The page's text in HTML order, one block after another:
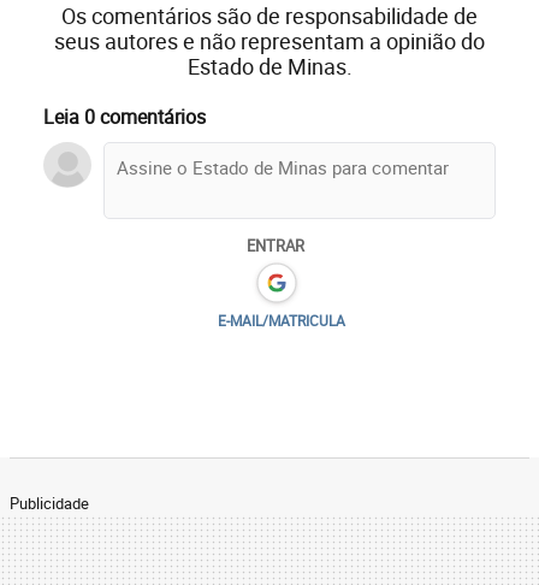
Os comentários são de responsabilidade de
seus autores e não representam a opinião do
Estado de Minas.
Leia 0 comentários
ENTRAR
E-MAIL/MATRICULA
Publicidade